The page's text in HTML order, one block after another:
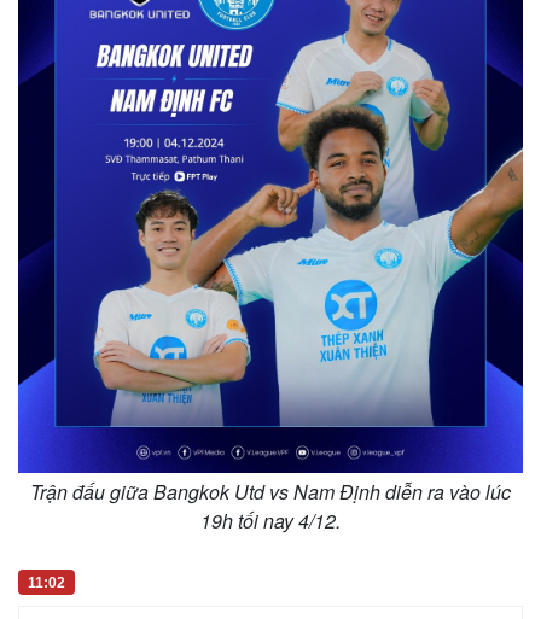
Thế giới
Cuộc sống đó đây
Multimedia
Infographic
Trận đấu giữa Bangkok Utd vs Nam Định diễn ra vào lúc
19h tối nay 4/12.
11:02